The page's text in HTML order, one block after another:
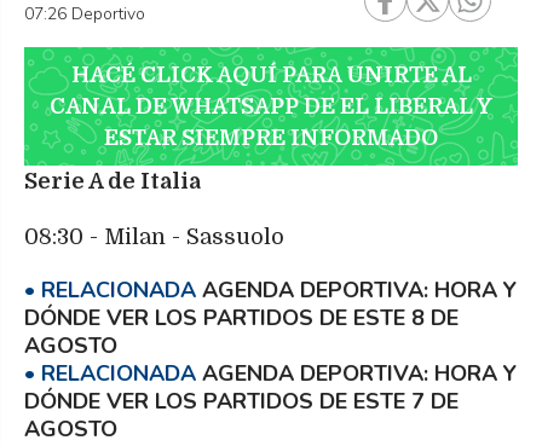
07:26 Deportivo
HACÉ CLICK AQUÍ PARA UNIRTE AL
CANAL DE WHATSAPP DE EL LIBERAL Y
ESTAR SIEMPRE INFORMADO
Serie A de Italia
08:30 - Milan - Sassuolo
AGENDA DEPORTIVA: HORA Y
DÓNDE VER LOS PARTIDOS DE ESTE 8 DE
AGOSTO
AGENDA DEPORTIVA: HORA Y
DÓNDE VER LOS PARTIDOS DE ESTE 7 DE
AGOSTO